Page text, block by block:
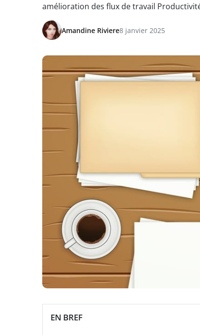
amélioration des flux de travail
Amandine Riviere8 janvier 2025
EN BREF